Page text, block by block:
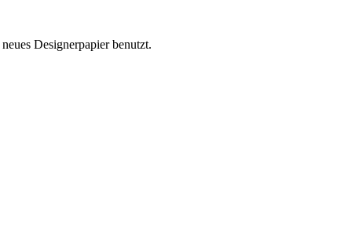
Designerpapier benutzt.